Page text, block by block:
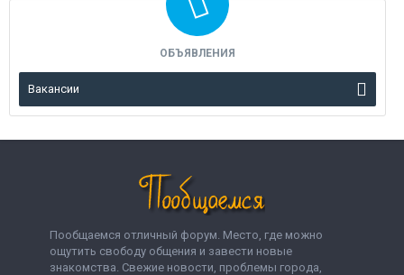
ОБЪЯВЛЕНИЯ
Вакансии
Пообщаемся отличный форум. Место, где можно
ощутить свободу общения и завести новые
знакомства. Свежие новости, проблемы города,